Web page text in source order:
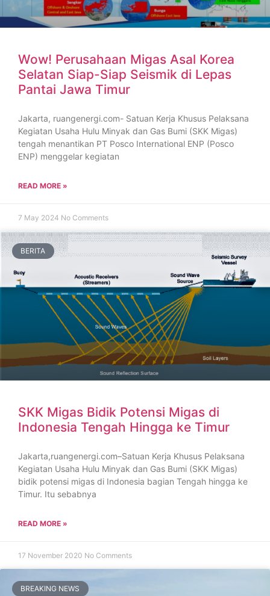
Wow! Perusahaan Migas Asal Korea
Selatan Siap-Siap Seismik di Lepas
Pantai Jawa Timur
Jakarta, ruangenergi.com- Satuan Kerja Khusus Pelaksana
Kegiatan Usaha Hulu Minyak dan Gas Bumi (SKK Migas)
tengah menantikan PT Posco International ENP (Posco
ENP) menggelar kegiatan
READ MORE »
7 May 2024 No Comments
BERITA
SKK Migas Bidik Potensi Migas di
Indonesia Tengah Hingga ke Timur
Jakarta,ruangenergi.com–Satuan Kerja Khusus Pelaksana
Kegiatan Usaha Hulu Minyak dan Gas Bumi (SKK Migas)
bidik potensi migas di Indonesia bagian Tengah hingga ke
Timur. Itu sebabnya
READ MORE »
17 November 2020 No Comments
BREAKING NEWS